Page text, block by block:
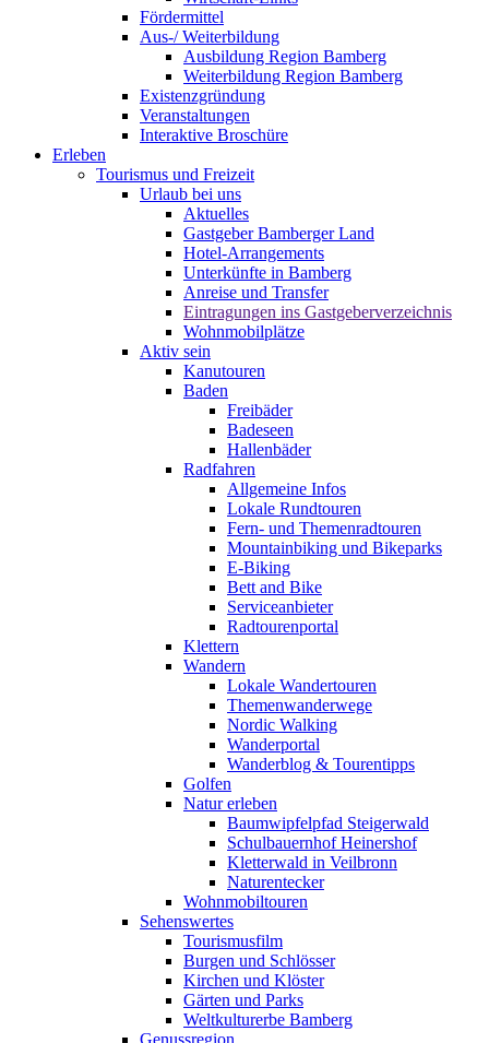
Fördermittel
Aus-/ Weiterbildung
Ausbildung Region Bamberg
Weiterbildung Region Bamberg
Existenzgründung
Veranstaltungen
Interaktive Broschüre
Erleben
Tourismus und Freizeit
Urlaub bei uns
Aktuelles
Gastgeber Bamberger Land
Hotel-Arrangements
Unterkünfte in Bamberg
Anreise und Transfer
Eintragungen ins Gastgeberverzeichnis
Wohnmobilplätze
Aktiv sein
Kanutouren
Baden
Freibäder
Badeseen
Hallenbäder
Radfahren
Allgemeine Infos
Lokale Rundtouren
Fern- und Themenradtouren
Mountainbiking und Bikeparks
E-Biking
Bett and Bike
Serviceanbieter
Radtourenportal
Klettern
Wandern
Lokale Wandertouren
Themenwanderwege
Nordic Walking
Wanderportal
Wanderblog & Tourentipps
Golfen
Natur erleben
Baumwipfelpfad Steigerwald
Schulbauernhof Heinershof
Kletterwald in Veilbronn
Naturentecker
Wohnmobiltouren
Sehenswertes
Tourismusfilm
Burgen und Schlösser
Kirchen und Klöster
Gärten und Parks
Weltkulturerbe Bamberg
Genussregion